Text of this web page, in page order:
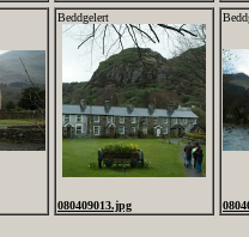
Beddgelert
080409013.jpg